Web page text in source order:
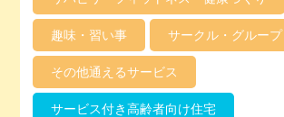
趣味・習い事 サークル・グループ
その他通えるサービス
サービス付き高齢者向け住宅